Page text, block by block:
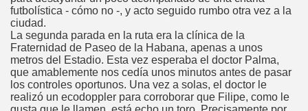
futbolística - cómo no -, y acto seguido rumbo otra vez a la
ciudad.
La segunda parada en la ruta era la clínica de la
Fraternidad de Paseo de la Habana, apenas a unos
metros del Estadio. Esta vez esperaba el doctor Palma,
que amablemente nos cedía unos minutos antes de pasar
los controles oportunos. Una vez a solas, el doctor le
realizó un ecodoppler para corroborar que Filipe, como le